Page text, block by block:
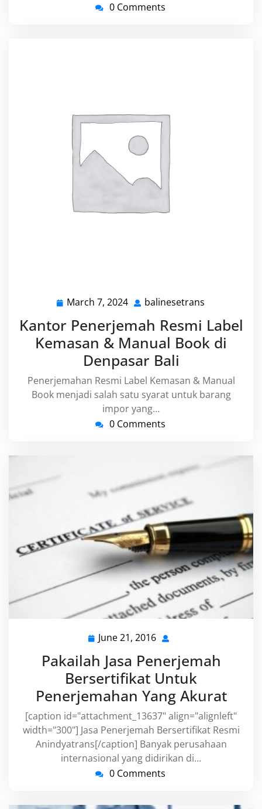
0 Comments
March 7, 2024 March
2024
balinesetrans
Kantor Penerjemah Resmi Label
Kemasan & Manual Book di
Denpasar Bali
Penerjemahan Resmi Label Kemasan & Manual
Book menjadi salah satu syarat untuk barang
impor yang…
0 Comments
June 21, 2016 June
2016
Pakailah Jasa Penerjemah
Bersertifikat Untuk
Penerjemahan Yang Akurat
[caption id="attachment_13637" align="alignleft"
width="300"] Jasa Penerjemah Bersertifikat Resmi
Anindyatrans[/caption] Banyak perusahaan
internasional yang didirikan di…
0 Comments